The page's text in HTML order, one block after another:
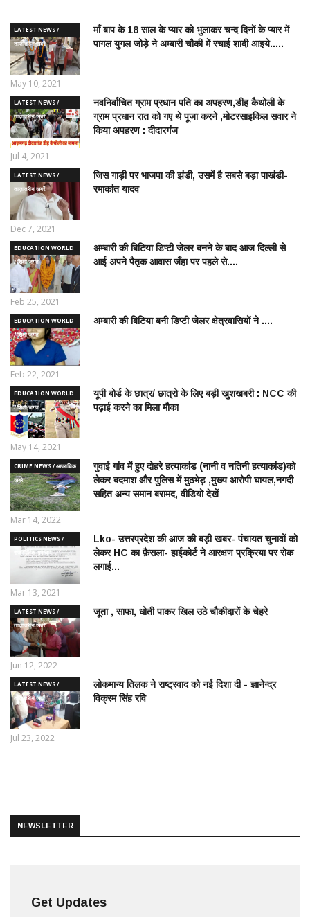
LATEST NEWS /
ताज़ातरीन खबरें
माँ बाप के 18 साल के प्यार को भुलाकर चन्द दिनों के प्यार में
पागल युगल जोड़े ने अम्बारी चौकी में रचाई शादी आइये.....
May 10, 2021
LATEST NEWS /
ताज़ातरीन खबरें
नवनिर्वाचित ग्राम प्रधान पति का अपहरण,डीह कैथोली के
ग्राम प्रधान रात को गए थे पूजा करने ,मोटरसाइकिल सवार ने
किया अपहरण : दीदारगंज
Jul 4, 2021
LATEST NEWS /
ताज़ातरीन खबरें
जिस गाड़ी पर भाजपा की झंडी, उसमें है सबसे बड़ा पाखंडी-
रमाकांत यादव
Dec 7, 2021
EDUCATION WORLD
/ शिक्षा जगत
अम्बारी की बिटिया डिप्टी जेलर बनने के बाद आज दिल्ली से
आई अपने पैतृक आवास जँहा पर पहले से....
Feb 25, 2021
EDUCATION WORLD
/ शिक्षा जगत
अम्बारी की बिटिया बनी डिप्टी जेलर क्षेत्रवासियों ने ....
Feb 22, 2021
EDUCATION WORLD
/ शिक्षा जगत
यूपी बोर्ड के छात्र/ छात्रो के लिए बड़ी खुशखबरी : NCC की
पढ़ाई करने का मिला मौका
May 14, 2021
CRIME NEWS / आपराधिक
ख़बरे
गुवाई गांव में हुए दोहरे हत्याकांड (नानी व नतिनी हत्याकांड)को
लेकर बदमाश और पुलिस में मुठभेड़ ,मुख्य आरोपी घायल,नगदी
सहित अन्य समान बरामद, वीडियो देखें
Mar 14, 2022
POLITICS NEWS /
राजनीतिक समाचार
Lko- उत्तरप्रदेश की आज की बड़ी खबर- पंचायत चुनावों को
लेकर HC का फ़ैसला- हाईकोर्ट ने आरक्षण प्रक्रिया पर रोक
लगाई...
Mar 13, 2021
LATEST NEWS /
ताज़ातरीन खबरें
जूता , साफा, धोती पाकर खिल उठे चौकीदारों के चेहरे
Jun 12, 2022
LATEST NEWS /
ताज़ातरीन खबरें
लोकमान्य तिलक ने राष्ट्रवाद को नई दिशा दी - ज्ञानेन्द्र
विक्रम सिंह रवि
Jul 23, 2022
NEWSLETTER
Get Updates